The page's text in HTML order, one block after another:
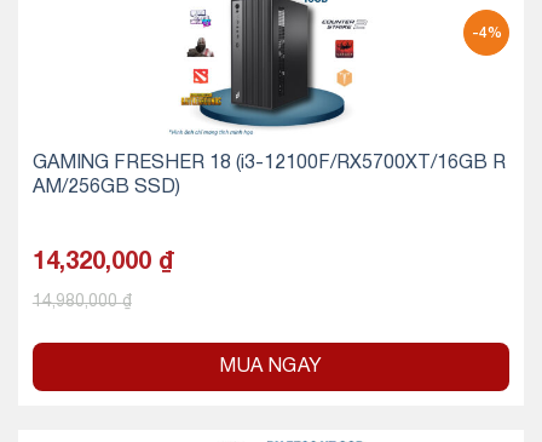
-4%
GAMING FRESHER 18 (i3-12100F/RX5700XT/16GB R
AM/256GB SSD)
14,320,000 ₫
14,980,000₫
MUA NGAY